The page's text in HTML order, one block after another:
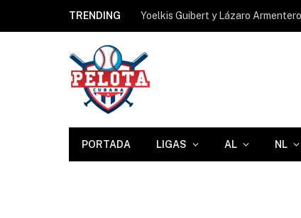
TRENDING
PORTADA LIGAS AL NL